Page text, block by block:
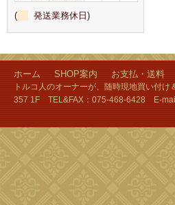
(
発送業務休日)
ホーム SHOP案内 お支払・送料
トルコ人のオーナーが、随時現地買い付
357 1F TEL&FAX：075-468-6428 E-mail